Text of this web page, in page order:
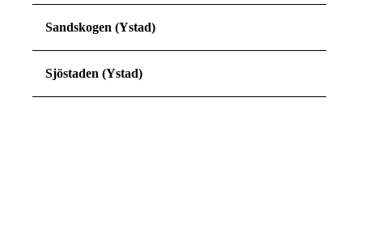
Sandskogen (Ystad)
Sjöstaden (Ystad)